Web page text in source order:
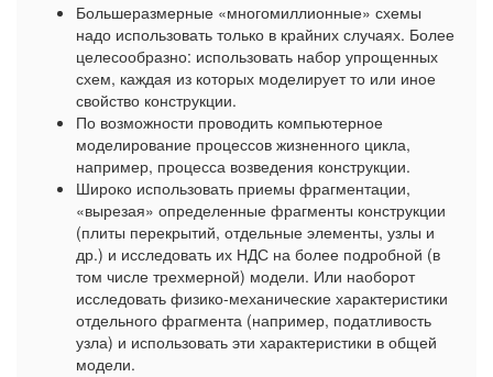
Большеразмерные «многомиллионные» схемы
надо использовать только в крайних случаях. Более
целесообразно: использовать набор упрощенных
схем, каждая из которых моделирует то или иное
свойство конструкции.
По возможности проводить компьютерное
моделирование процессов жизненного цикла,
например, процесса возведения конструкции.
Широко использовать приемы фрагментации,
«вырезая» определенные фрагменты конструкции
(плиты перекрытий, отдельные элементы, узлы и
др.) и исследовать их НДС на более подробной (в
том числе трехмерной) модели. Или наоборот
исследовать физико-механические характеристики
отдельного фрагмента (например, податливость
узла) и использовать эти характеристики в общей
модели.